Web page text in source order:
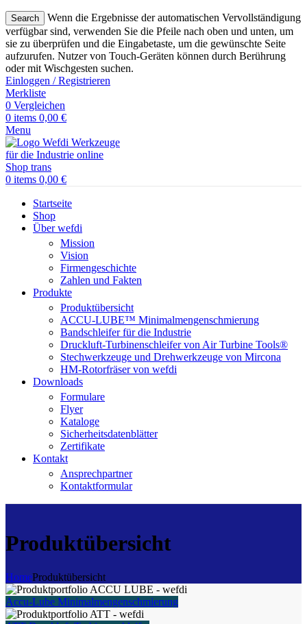
Search
Wenn die Ergebnisse der automatischen Vervollständigung
verfügbar sind, verwenden Sie die Pfeile nach oben und unten, um
sie zu überprüfen und die Eingabetaste, um die gewünschte Seite
aufzurufen. Nutzer von Touch-Geräten können durch Berührung
oder mit Wischgesten suchen.
Einloggen / Registrieren
Merkliste
0 Vergleichen
0 items 0,00 €
Menu
0 items 0,00 €
Startseite
Shop
Über wefdi
Mission
Vision
Firmengeschichte
Zahlen und Fakten
Produkte
Produktübersicht
ACCU-LUBE™ Minimalmengenschmierung
Bandschleifer für die Industrie
Druckluft-Turbinenschleifer von Air Turbine Tools®
Stechwerkzeuge und Drehwerkzeuge von Mircona
HM-Rotorfräser von wefdi
Downloads
Formulare
Flyer
Kataloge
Sicherheitsdatenblätter
Zertifikate
Kontakt
Ansprechpartner
Kontaktformular
Produktübersicht
HomeProduktübersicht
Accu-Lube Minimalmengenschmierung